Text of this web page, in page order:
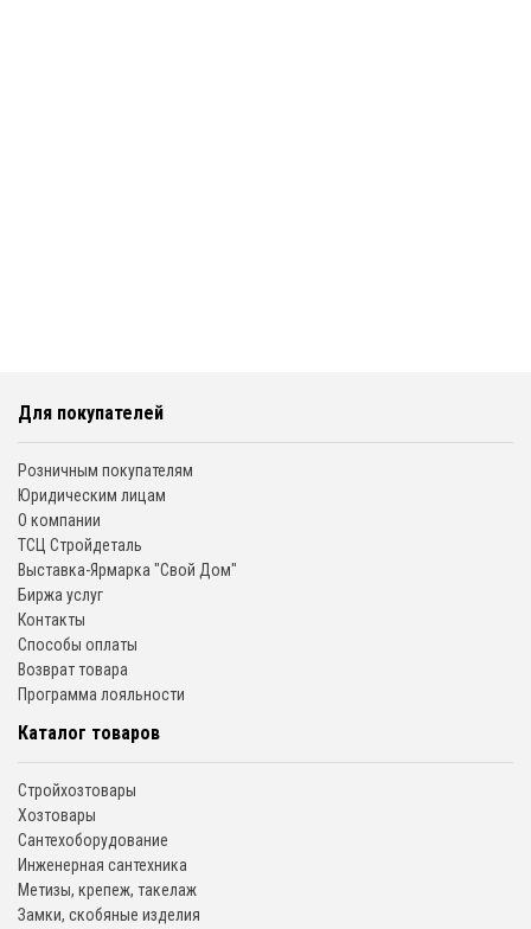
Для покупателей
Розничным покупателям
Юридическим лицам
О компании
ТСЦ Стройдеталь
Выставка-Ярмарка "Свой Дом"
Биржа услуг
Контакты
Способы оплаты
Возврат товара
Программа лояльности
Каталог товаров
Стройхозтовары
Хозтовары
Сантехоборудование
Инженерная сантехника
Метизы, крепеж, такелаж
Замки, скобяные изделия